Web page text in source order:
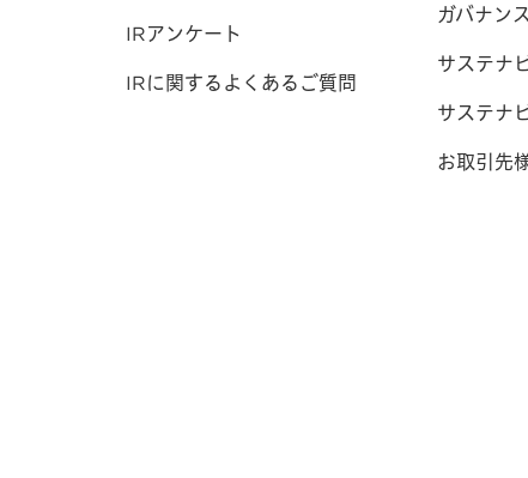
IRアンケート
IRに関するよくあるご質問
ガバナン
サステナ
サステナ
お取引先